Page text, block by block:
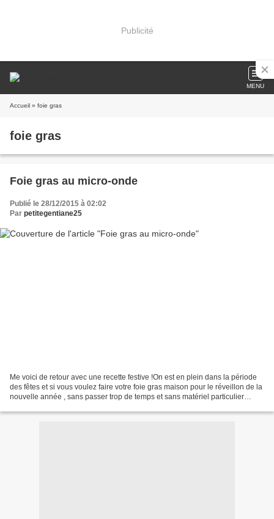
Publicité
MENU
Accueil » foie gras
foie gras
Foie gras au micro-onde
Publié le 28/12/2015 à 02:02
Par petitegentiane25
Me voici de retour avec une recette festive !On est en plein dans la période
des fêtes et si vous voulez faire votre foie gras maison pour le réveillon de la
nouvelle année , sans passer trop de temps et sans matériel particulier